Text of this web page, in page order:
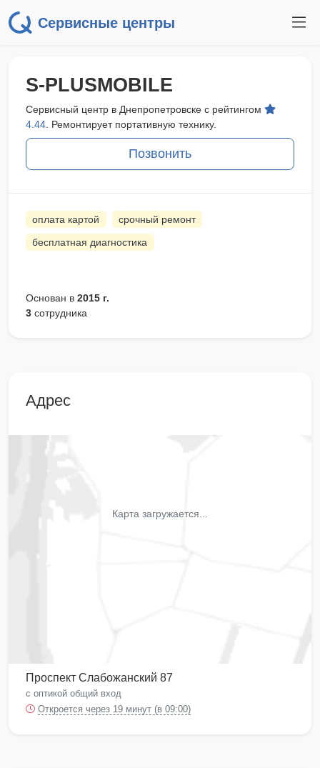
Сервисные центры
S-PLUSMOBILE
Сервисный центр в Днепропетровске с рейтингом
4.44 . Ремонтирует портативную технику.
Позвонить
оплата картой срочный ремонт
бесплатная диагностика
Основан в 2015 г.
3 сотрудника
Адрес
Карта загружается...
Проспект Слабожанский 87
с оптикой общий вход
Откроется через 19 минут (в 09:00)